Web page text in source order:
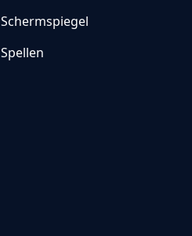
Schermspiegel
Spellen